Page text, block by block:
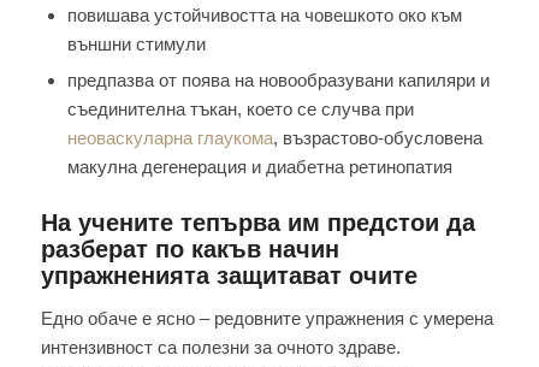
повишава устойчивостта на човешкото око към
външни стимули
предпазва от поява на новообразувани капиляри и
съединителна тъкан, което се случва при
неоваскуларна глаукома, възрастово-обусловена
макулна дегенерация и диабетна ретинопатия
На учените тепърва им предстои да
разберат по какъв начин
упражненията защитават очите
Едно обаче е ясно – редовните упражнения с умерена
интензивност са полезни за очното здраве.